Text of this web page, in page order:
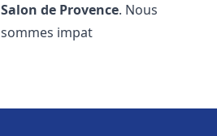
Salon de Provence. Nous
sommes impat